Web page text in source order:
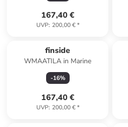
167,40 €
UVP: 200,00 €*
finside
WMAATILA in Marine
-16%
167,40 €
UVP: 200,00 €*